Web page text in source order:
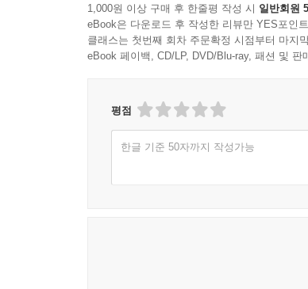
1,000원 이상 구매 후 한줄평 작성 시 일반회원
eBook은 다운로드 후 작성한 리뷰만 YES포인
클래스는 첫번째 회차 주문확정 시점부터 마지
eBook 페이백, CD/LP, DVD/Blu-ray, 패션 및
평점
한글 기준 50자까지 작성가능